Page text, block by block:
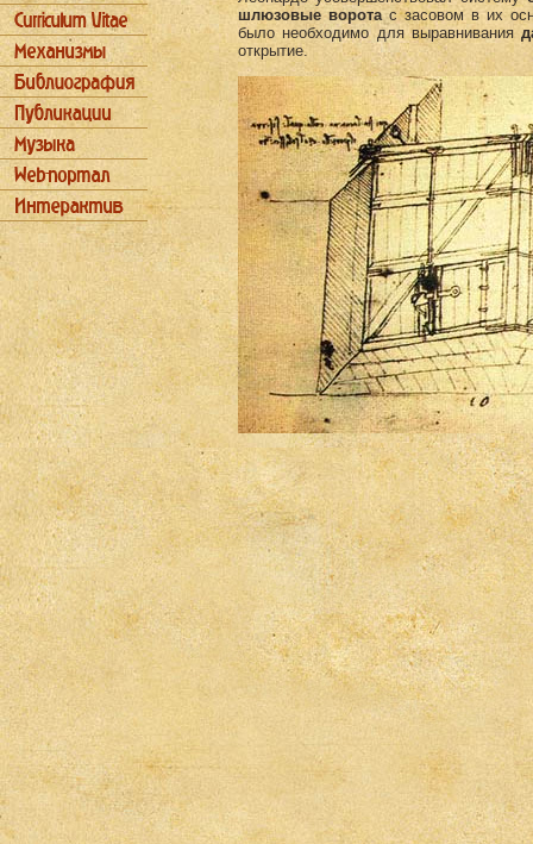
шлюзовые воротас засовом в их
было необходимо для выравнивания
открытие.